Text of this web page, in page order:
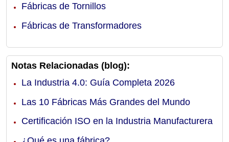
Fábricas de Tornillos
Fábricas de Transformadores
Notas Relacionadas (blog):
La Industria 4.0: Guía Completa 2026
Las 10 Fábricas Más Grandes del Mundo
Certificación ISO en la Industria Manufacturera